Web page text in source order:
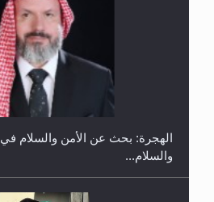
إتمام حفظ القرآن الكريم لثلاثة
الهجرة: بحث عن الأمن والسلام
والسلام...